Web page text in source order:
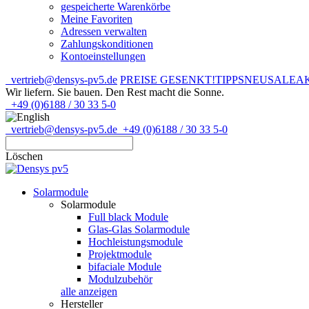
gespeicherte Warenkörbe
Meine Favoriten
Adressen verwalten
Zahlungskonditionen
Kontoeinstellungen
vertrieb@densys-pv5.de PREISE GESENKT!TIPPSNEUSALE
Wir liefern. Sie bauen. Den Rest macht die Sonne.
+49 (0)6188 / 30 33 5-0
vertrieb@densys-pv5.de +49 (0)6188 / 30 33 5-0
Löschen
Solarmodule
Solarmodule
Full black Module
Glas-Glas Solarmodule
Hochleistungsmodule
Projektmodule
bifaciale Module
Modulzubehör
alle anzeigen
Hersteller